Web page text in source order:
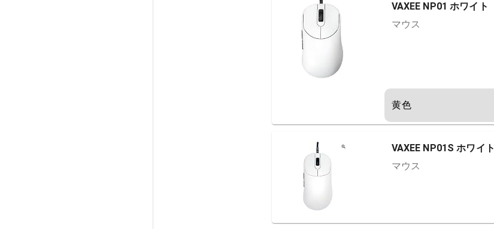
VAXEE NP01 ホワイト
マウス
黄色
VAXEE NP01S ホワイト
マウス